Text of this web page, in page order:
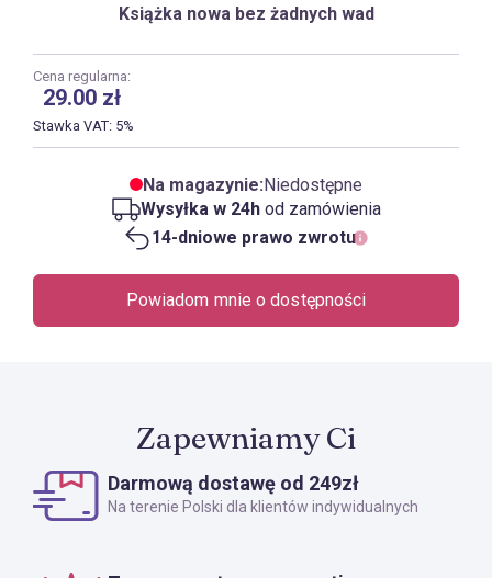
Książka nowa bez żadnych wad
Cena regularna:
29.00 zł
Stawka VAT: 5%
Na magazynie:Niedostępne
Wysyłka w 24h od zamówienia
14-dniowe prawo zwrotu
Powiadom mnie o dostępności
Zapewniamy Ci
Darmową dostawę od 249zł
Na terenie Polski dla klientów indywidualnych